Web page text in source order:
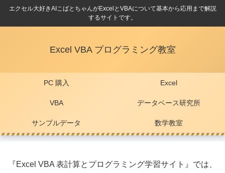
エクセル大好きAIこばとちゃんがExcelとVBAについて基本から応用まで解説
するサイトです。
Excel VBA プログラミング教室
PC 購入 Excel
VBA データベース研究所
サンプルデータ 数学教室
『Excel VBA 表計算とプログラミング学習サイト』では、